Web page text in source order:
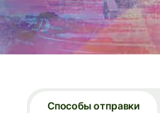
Способы отправки